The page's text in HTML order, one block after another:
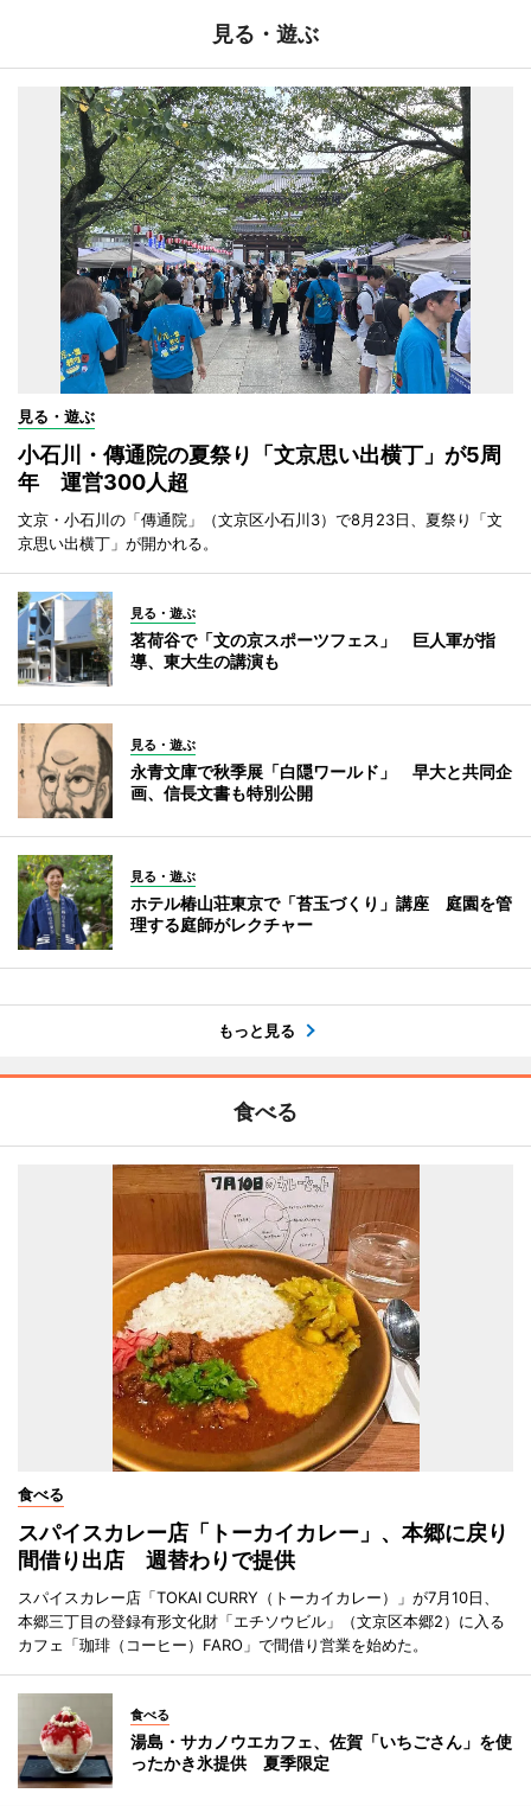
見る・遊ぶ
見る・遊ぶ
小石川・傳通院の夏祭り「文京思い出横丁」が5周
年 運営300人超
文京・小石川の「傳通院」（文京区小石川3）で8月23日、夏祭り「文
京思い出横丁」が開かれる。
見る・遊ぶ
茗荷谷で「文の京スポーツフェス」 巨人軍が指
導、東大生の講演も
見る・遊ぶ
永青文庫で秋季展「白隠ワールド」 早大と共同企
画、信長文書も特別公開
見る・遊ぶ
ホテル椿山荘東京で「苔玉づくり」講座 庭園を管
理する庭師がレクチャー
もっと見る
食べる
食べる
スパイスカレー店「トーカイカレー」、本郷に戻り
間借り出店 週替わりで提供
スパイスカレー店「TOKAI CURRY（トーカイカレー）」が7月10日、
本郷三丁目の登録有形文化財「エチソウビル」（文京区本郷2）に入る
カフェ「珈琲（コーヒー）FARO」で間借り営業を始めた。
食べる
湯島・サカノウエカフェ、佐賀「いちごさん」を使
ったかき氷提供 夏季限定